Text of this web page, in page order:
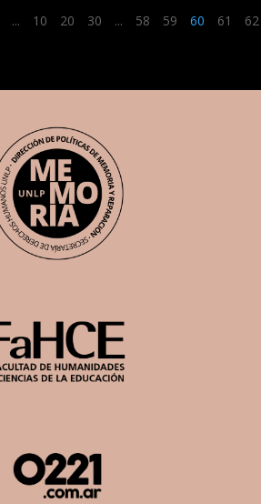
... 10 20 30 ... 58 59 60 61 62